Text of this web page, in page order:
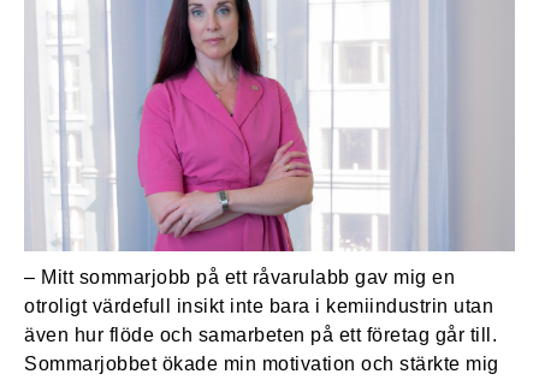
– Mitt sommarjobb på ett råvarulabb gav mig en
otroligt värdefull insikt inte bara i kemiindustrin utan
även hur flöde och samarbeten på ett företag går till.
Sommarjobbet ökade min motivation och stärkte mig